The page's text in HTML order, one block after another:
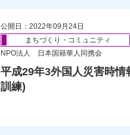
公開日：2022年09月24日
まちづくり・コミュニティ
NPO法人 日本国籍華人同携会
平成29年3外国人災害時
訓練)